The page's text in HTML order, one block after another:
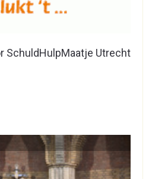
SchuldHulpMaatje Utrecht